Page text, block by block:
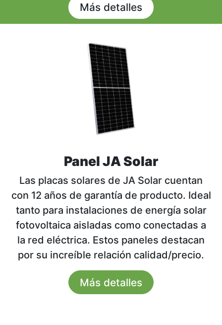
Más detalles
Panel JA Solar
Las placas solares de JA Solar cuentan
con 12 años de garantía de producto. Ideal
tanto para instalaciones de energía solar
fotovoltaica aisladas como conectadas a
la red eléctrica. Estos paneles destacan
por su increíble relación calidad/precio.
Más detalles